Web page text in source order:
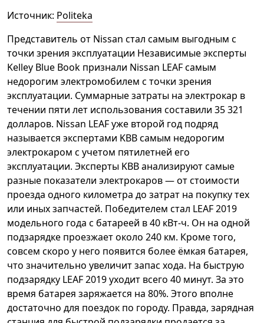
Источник: Politeka
Представитель от Nissan стал самым выгодным с
точки зрения эксплуатации Независимые эксперты
Kelley Blue Book признали Nissan LEAF самым
недорогим электромобилем с точки зрения
эксплуатации. Суммарные затраты на электрокар в
течении пяти лет использования составили 35 321
долларов. Nissan LEAF уже второй год подряд
называется экспертами KBB самым недорогим
электрокаром с учетом пятилетней его
эксплуатации. Эксперты KBB анализируют самые
разные показатели электрокаров — от стоимости
проезда одного километра до затрат на покупку тех
или иных запчастей. Победителем стал LEAF 2019
модельного года с батареей в 40 кВт-ч. Он на одной
подзарядке проезжает около 240 км. Кроме того,
совсем скоро у него появится более ёмкая батарея,
что значительно увеличит запас хода. На быструю
подзарядку LEAF 2019 уходит всего 40 минут. За это
время батарея заряжается на 80%. Этого вполне
достаточно для поездок по городу. Правда, зарядная